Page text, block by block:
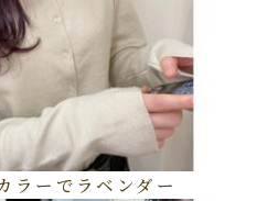
ラーでラベンダー